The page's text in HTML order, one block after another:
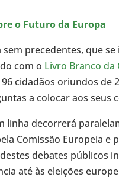
o Futuro da Europa
sem precedentes, que
com o Livro Branco da
cidadãos oriundos de
a colocar aos seus
linha decorrerá
Comissão Europeia e
debates públicos
até às eleições